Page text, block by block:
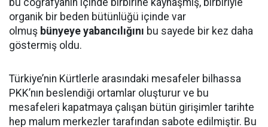
bu coğrafyanın içinde birbirine kaynaşmış, birbiriyle
organik bir beden bütünlüğü içinde var
olmuş bünyeye yabancılığını bu sayede bir kez daha
göstermiş oldu.
Türkiye’nin Kürtlerle arasındaki mesafeler bilhassa
PKK’nın beslendiği ortamlar oluşturur ve bu
mesafeleri kapatmaya çalışan bütün girişimler tarihte
hep malum merkezler tarafından sabote edilmiştir. Bu